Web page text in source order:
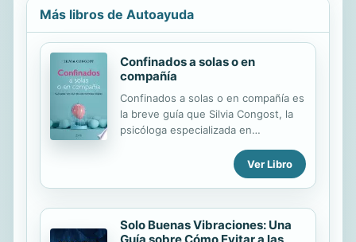
Más libros de Autoayuda
Confinados a solas o en
compañía
Confinados a solas o en compañía es
la breve guía que Silvia Congost, la
psicóloga especializada en
más conocida de nuestro país, ha
escrito ex profeso para el
causa del peligro de contagio por la
pandemia de COVID- 19 es una
Ver Libro
Solo Buenas Vibraciones: Una